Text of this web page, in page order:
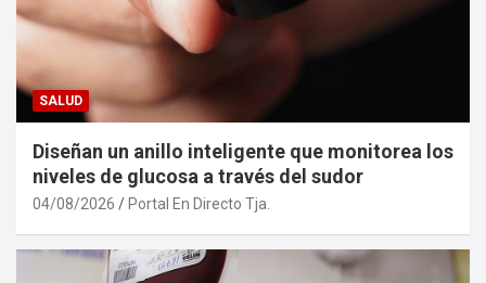
SALUD
Diseñan un anillo inteligente que monitorea los
niveles de glucosa a través del sudor
04/08/2026 Portal En Directo Tja.